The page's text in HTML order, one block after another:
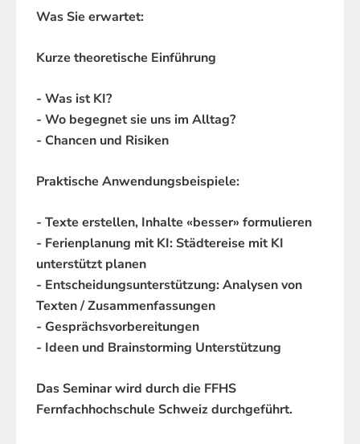
Was Sie erwartet:
Kurze theoretische Einführung
- Was ist KI?
- Wo begegnet sie uns im Alltag?
- Chancen und Risiken
Praktische Anwendungsbeispiele:
- Texte erstellen, Inhalte «besser» formulieren
- Ferienplanung mit KI: Städtereise mit KI
unterstützt planen
- Entscheidungsunterstützung: Analysen von
Texten / Zusammenfassungen
- Gesprächsvorbereitungen
- Ideen und Brainstorming Unterstützung
Das Seminar wird durch die FFHS
Fernfachhochschule Schweiz durchgeführt.